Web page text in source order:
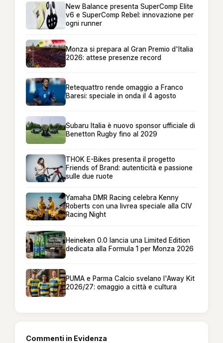
New Balance presenta SuperComp Elite
v6 e SuperComp Rebel: innovazione per
ogni runner
Monza si prepara al Gran Premio d'Italia
2026: attese presenze record
Retequattro rende omaggio a Franco
Baresi: speciale in onda il 4 agosto
Subaru Italia è nuovo sponsor ufficiale di
Benetton Rugby fino al 2029
THOK E-Bikes presenta il progetto
Friends of Brand: autenticità e passione
sulle due ruote
Yamaha DMR Racing celebra Kenny
Roberts con una livrea speciale alla CIV
Racing Night
Heineken 0.0 lancia una Limited Edition
dedicata alla Formula 1 per Monza 2026
PUMA e Parma Calcio svelano l'Away Kit
2026/27: omaggio a città e cultura
Commenti in Evidenza